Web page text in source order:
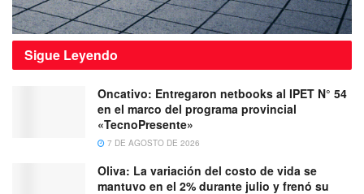
Sigue Leyendo
Oncativo: Entregaron netbooks al IPET N° 54
en el marco del programa provincial
«TecnoPresente»
7 DE AGOSTO DE 2026
Oliva: La variación del costo de vida se
mantuvo en el 2% durante julio y frenó su